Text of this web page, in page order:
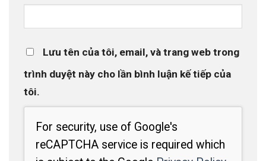
Lưu tên của tôi, email, và trang web trong
trình duyệt này cho lần bình luận kế tiếp của
tôi.
For security, use of Google's
reCAPTCHA service is required which